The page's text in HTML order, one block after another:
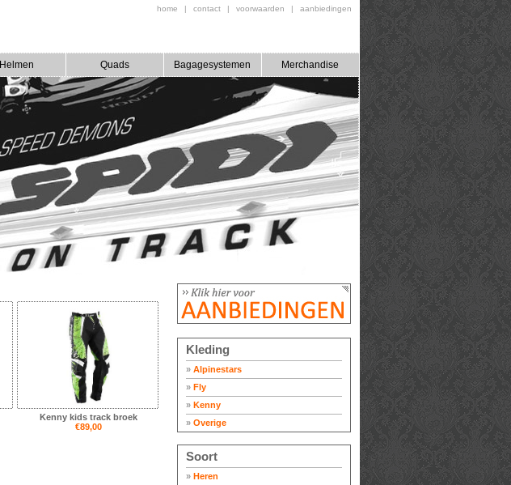
home | contact | voorwaarden | aanbiedingen
Helmen Quads Bagagesystemen Merchandise
Kleding
» Alpinestars
» Fly
» Kenny
» Overige
Soort
» Heren
Kenny kids track broek
€89,00